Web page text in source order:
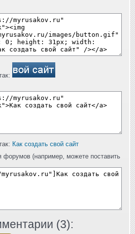
Как создать свой сайт
форумов (например, можете поставить
(3):